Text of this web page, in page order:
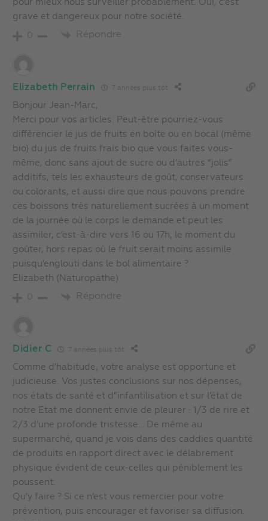
pour mieux nous surveiller probablement. Oui, c’est
grave et dangereux pour notre société.
0 Répondre
Elizabeth Perrain 7 années plus tôt
Bonjour Jean-Marc,
Merci pour vos articles. Peut-être pourriez-vous
différencier le jus de fruits en boîte ou en bocal (même
bio) du jus de fruits frais bio que vous faites vous-
même, donc sans ajout de sucre ou d’autres “jolis”
additifs, tels les exhausteurs de goût, conservateurs
ou colorants, et aussi dire que nous pouvons prendre
ces boissons très naturellement sucrées à un moment
de la journée où le corps le demande et peut les
assimiler, c’est-à-dire vers 16 ou 17h, le moment du
goûter, hors repas où le fruit serait moins assimile
puisqu’englouti dans le bol alimentaire ?
Elizabeth (Naturopathe)
0 Répondre
Didier C 7 années plus tôt
Comme d’habitude, votre analyse est opportune et
judicieuse. Vos justes conclusions sur nos dépenses,
nos états de santé et d”infantilisation et sur l’état de
notre Etat me donnent envie de pleurer : 1/3 de rire et
2/3 d’une profonde tristesse… De même au
supermarché, quand je vois dans des caddies quantité
de produits en rapport direct avec le délabrement
physique évident de ceux-celles qui péniblement les
poussent.
Qu’y faire ? Si ce n’est vous remercier pour votre
prévention, puis encourager et favoriser sa diffusion.